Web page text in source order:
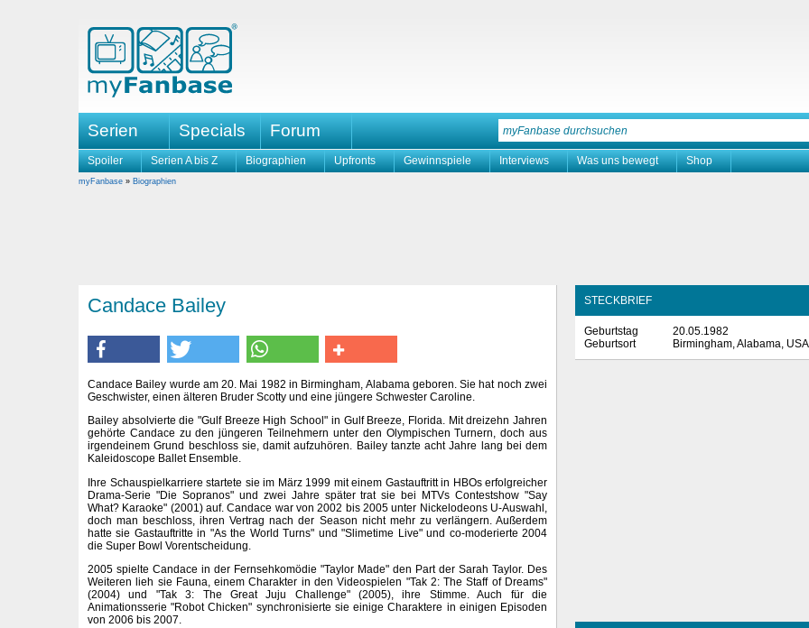
Serien Specials Forum
Spoiler Serien A bis Z Biographien Upfronts Gewinnspiele Interviews Was uns bewegt Shop
myFanbase » Biographien
Candace Bailey
Candace Bailey wurde am 20. Mai 1982 in Birmingham, Alabama geboren. Sie hat noch zwei
Geschwister, einen älteren Bruder Scotty und eine jüngere Schwester Caroline.
Bailey absolvierte die "Gulf Breeze High School" in Gulf Breeze, Florida. Mit dreizehn Jahren
gehörte Candace zu den jüngeren Teilnehmern unter den Olympischen Turnern, doch aus
irgendeinem Grund beschloss sie, damit aufzuhören. Bailey tanzte acht Jahre lang bei dem
Kaleidoscope Ballet Ensemble.
Ihre Schauspielkarriere startete sie im März 1999 mit einem Gastauftritt in HBOs erfolgreicher
Drama-Serie "Die Sopranos" und zwei Jahre später trat sie bei MTVs Contestshow "Say
What? Karaoke" (2001) auf. Candace war von 2002 bis 2005 unter Nickelodeons U-Auswahl,
doch man beschloss, ihren Vertrag nach der Season nicht mehr zu verlängern. Außerdem
hatte sie Gastauftritte in "As the World Turns" und "Slimetime Live" und co-moderierte 2004
die Super Bowl Vorentscheidung.
2005 spielte Candace in der Fernsehkomödie "Taylor Made" den Part der Sarah Taylor. Des
Weiteren lieh sie Fauna, einem Charakter in den Videospielen "Tak 2: The Staff of Dreams"
(2004) und "Tak 3: The Great Juju Challenge" (2005), ihre Stimme. Auch für die
Animationsserie "Robot Chicken" synchronisierte sie einige Charaktere in einigen Episoden
von 2006 bis 2007.
STECKBRIEF
Geburtstag
20.05.1982
Geburtsort
Birmingham, Alabama, USA